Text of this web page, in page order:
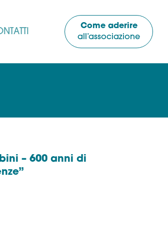
Come aderire
all’associazione
– 600 anni di